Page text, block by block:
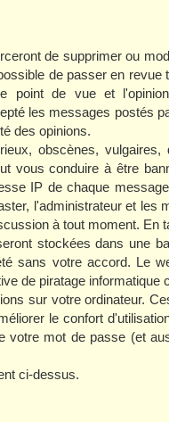
de supprimer ou
de passer en
point de vue et
les messages postés
des opinions.
obscènes,
vous conduire à être
IP de chaque
l'administrateur et les
à tout moment. En
stockées dans une
sans votre accord. Le
de piratage informatique
sur votre ordinateur.
le confort
votre mot de passe (et
ci-dessus.